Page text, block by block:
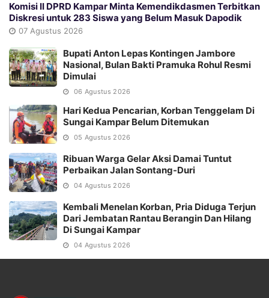
Komisi II DPRD Kampar Minta Kemendikdasmen Terbitkan
Diskresi untuk 283 Siswa yang Belum Masuk Dapodik
07 Agustus 2026
Bupati Anton Lepas Kontingen Jambore
Nasional, Bulan Bakti Pramuka Rohul Resmi
Dimulai
06 Agustus 2026
Hari Kedua Pencarian, Korban Tenggelam Di
Sungai Kampar Belum Ditemukan
05 Agustus 2026
Ribuan Warga Gelar Aksi Damai Tuntut
Perbaikan Jalan Sontang-Duri
04 Agustus 2026
Kembali Menelan Korban, Pria Diduga Terjun
Dari Jembatan Rantau Berangin Dan Hilang
Di Sungai Kampar
04 Agustus 2026